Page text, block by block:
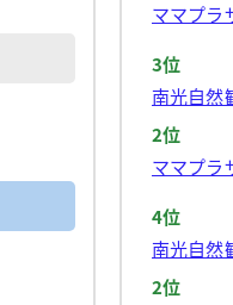
ママプ
3位
南光自然
2位
ママプ
4位
南光自然
2位